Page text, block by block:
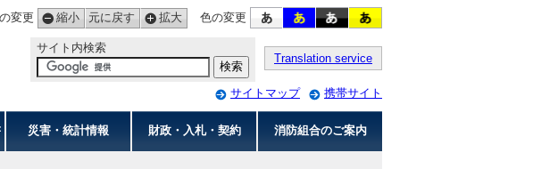
変更 縮小 元に戻す 拡大 色の変更
サイト内検索
Translation service
サイトマップ 携帯サイト
災害・統計情報 財政・入札・契約 消防組合のご案内